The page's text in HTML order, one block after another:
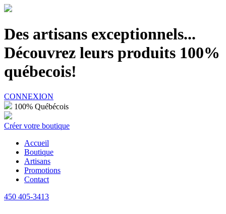
Des artisans exceptionnels...
Découvrez leurs produits 100%
québecois!
CONNEXION
100% Québécois
Créer votre boutique
Accueil
Boutique
Artisans
Promotions
Contact
450 405-3413